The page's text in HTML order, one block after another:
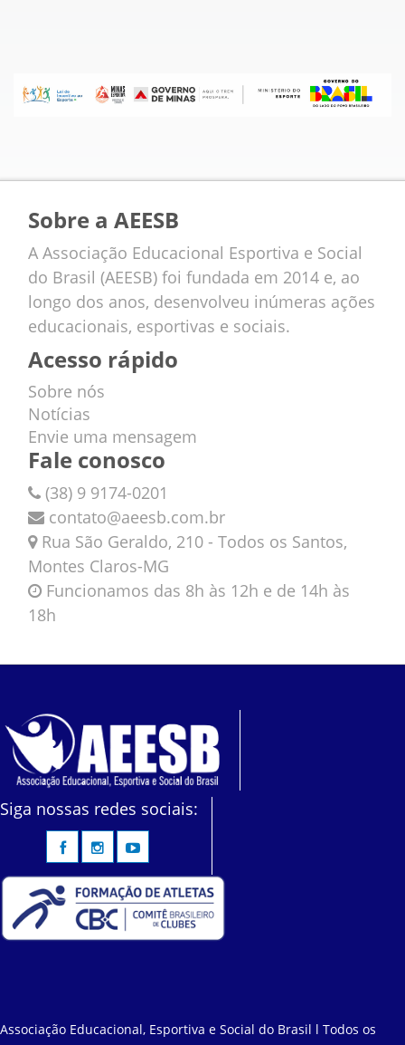
Sobre a AEESB
A Associação Educacional Esportiva e Social
do Brasil (AEESB) foi fundada em 2014 e, ao
longo dos anos, desenvolveu inúmeras ações
educacionais, esportivas e sociais.
Acesso rápido
Sobre nós
Notícias
Envie uma mensagem
Fale conosco
(38) 9 9174-0201
contato@aeesb.com.br
Rua São Geraldo, 210 - Todos os Santos,
Montes Claros-MG
Funcionamos das 8h às 12h e de 14h às
18h
Siga nossas redes sociais:
Associação Educacional, Esportiva e Social do Brasil l Todos os